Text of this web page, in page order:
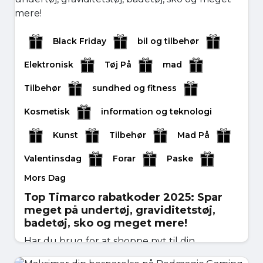
Black Friday bil og tilbehør
Elektronisk Tøj På mad
Tilbehør sundhed og fitness
Kosmetisk information og teknologi
Kunst Tilbehør Mad På
Valentinsdag Forar
Paske
Mors Dag
Top Timarco rabatkoder 2025: Spar
meget på undertøj, graviditetstøj,
badetøj, sko og meget mere!
Har du brug for at shoppe nyt til din
garderobe, men er bange for at bruge for